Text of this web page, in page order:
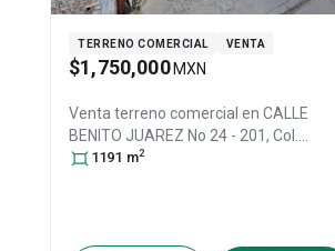
TERRENO COMERCIAL VENTA
$1,750,000 MXN
Venta terreno comercial en CALLE
BENITO JUAREZ No 24 - 201, Col.
Salamanca Centro,
1191 m2